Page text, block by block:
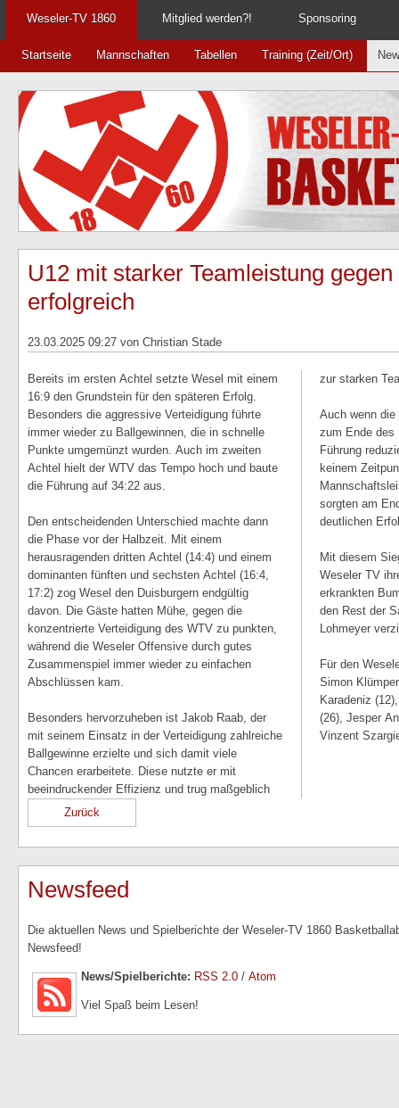
Weseler-TV 1860 Mitglied werden?! Sponsoring
Startseite Mannschaften Tabellen Training (Zeit/Ort)
U12 mit starker Teamleistung
erfolgreich
23.03.2025 09:27 von Christian Stade
Bereits im ersten Achtel setzte Wesel mit einem
16:9 den Grundstein für den späteren Erfolg.
Besonders die aggressive Verteidigung führte
immer wieder zu Ballgewinnen, die in schnelle
Punkte umgemünzt wurden. Auch im zweiten
Achtel hielt der WTV das Tempo hoch und baute
die Führung auf 34:22 aus.
Den entscheidenden Unterschied machte dann
die Phase vor der Halbzeit. Mit einem
herausragenden dritten Achtel (14:4) und einem
dominanten fünften und sechsten Achtel (16:4,
17:2) zog Wesel den Duisburgern endgültig
davon. Die Gäste hatten Mühe, gegen die
konzentrierte Verteidigung des WTV zu punkten,
während die Weseler Offensive durch gutes
Zusammenspiel immer wieder zu einfachen
Abschlüssen kam.
Besonders hervorzuheben ist Jakob Raab, der
mit seinem Einsatz in der Verteidigung zahlreiche
Ballgewinne erzielte und sich damit viele
Chancen erarbeitete. Diese nutzte er mit
beeindruckender Effizienz und trug maßgeblich
zur starken
Auch wenn
zum Ende des
Führung
keinem
sorgten am
deutlichen
Mit diesem
Weseler TV
erkrankten
den Rest der
Lohmeyer
Für den
Simon
Karadeniz
(26), Jesper
Vinzent
Zurück
Newsfeed
Die aktuellen News und Spielberichte der Weseler-TV 1860
Newsfeed!
News/Spielberichte: RSS 2.0 / Atom
Viel Spaß beim Lesen!